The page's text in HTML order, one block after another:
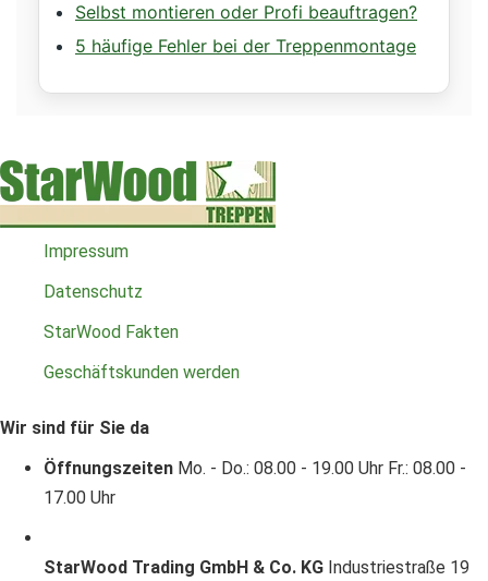
Selbst montieren oder Profi beauftragen?
5 häufige Fehler bei der Treppenmontage
Impressum
Datenschutz
StarWood Fakten
Geschäftskunden werden
Wir sind für Sie da
Öffnungszeiten Mo. - Do.: 08.00 - 19.00 Uhr Fr.: 08.00 -
17.00 Uhr
StarWood Trading GmbH & Co. KG Industriestraße 19